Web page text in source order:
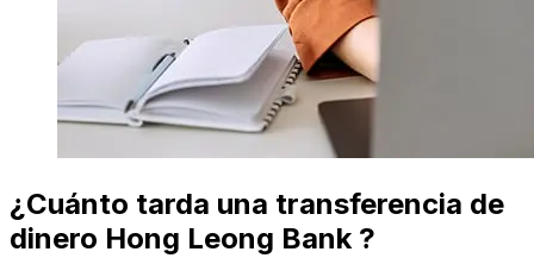
¿Cuánto tarda una transferencia de
dinero Hong Leong Bank ?